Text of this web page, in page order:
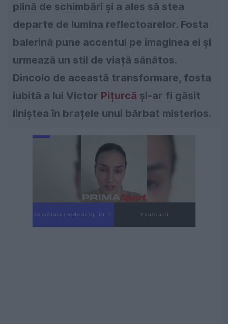
plină de schimbări și a ales să stea
departe de lumina reflectoarelor. Fosta
balerină pune accentul pe imaginea ei și
urmează un stil de viață sănătos.
Dincolo de această transformare, fosta
iubită a lui Victor Pițurcă și-ar fi găsit
liniștea în brațele unui bărbat misterios.
Următorul videoclip în 4 Anulează